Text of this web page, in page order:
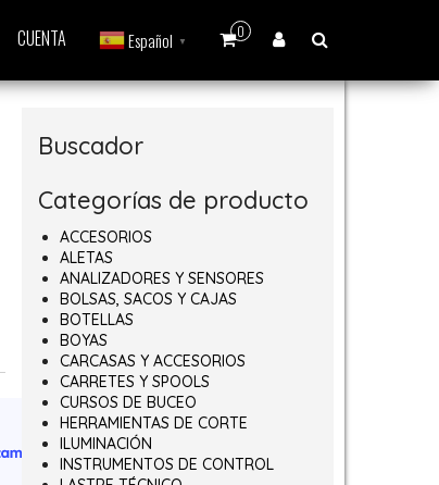
0
CUENTA Español ▼
Buscador
Categorías de producto
ACCESORIOS
ALETAS
ANALIZADORES Y SENSORES
BOLSAS, SACOS Y CAJAS
BOTELLAS
BOYAS
CARCASAS Y ACCESORIOS
CARRETES Y SPOOLS
CURSOS DE BUCEO
HERRAMIENTAS DE CORTE
ILUMINACIÓN
INSTRUMENTOS DE CONTROL